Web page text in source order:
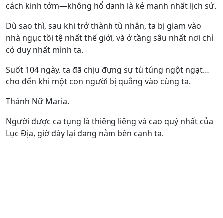
cách kinh tởm—không hổ danh là kẻ mạnh nhất lịch sử.
Dù sao thì, sau khi trở thành tù nhân, ta bị giam vào
nhà ngục tồi tệ nhất thế giới, và ở tầng sâu nhất nơi chỉ
có duy nhất mình ta.
Suốt 104 ngày, ta đã chịu đựng sự tù túng ngột ngạt…
cho đến khi một con người bị quẳng vào cùng ta.
Thánh Nữ Maria.
Người được ca tụng là thiêng liêng và cao quý nhất của
Lục Địa, giờ đây lại đang nằm bên cạnh ta.